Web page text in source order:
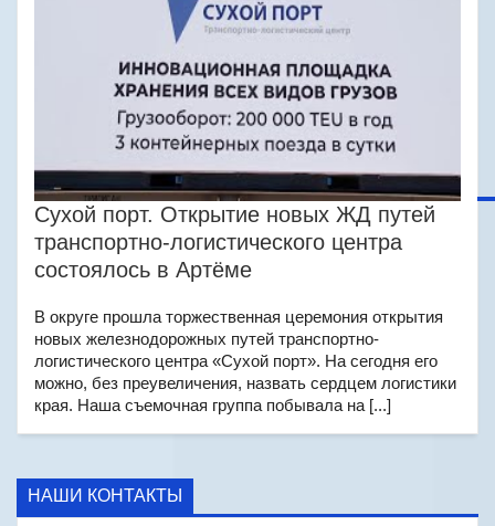
Сухой порт. Открытие новых ЖД путей
транспортно-логистического центра
состоялось в Артёме
В округе прошла торжественная церемония открытия
новых железнодорожных путей транспортно-
логистического центра «Сухой порт». На сегодня его
можно, без преувеличения, назвать сердцем логистики
края. Наша съемочная группа побывала на [...]
НАШИ КОНТАКТЫ